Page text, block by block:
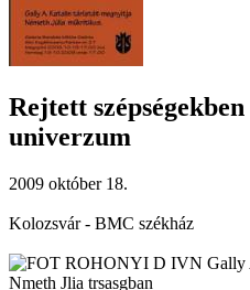
Rejtett
univerzum
2009 október 18.
Kolozsvár - BMC székház